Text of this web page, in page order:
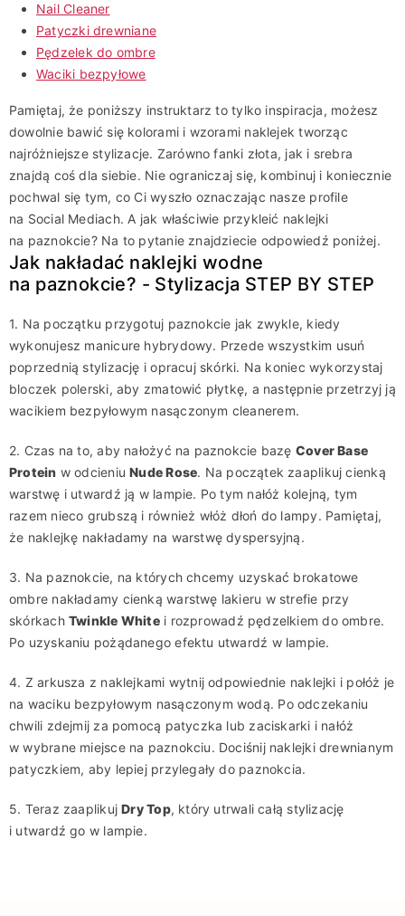
Nail Cleaner
Patyczki drewniane
Pędzelek do ombre
Waciki bezpyłowe
Pamiętaj, że poniższy instruktarz to tylko inspiracja, możesz
dowolnie bawić się kolorami i wzorami naklejek tworząc
najróżniejsze stylizacje. Zarówno fanki złota, jak i srebra
znajdą coś dla siebie. Nie ograniczaj się, kombinuj i koniecznie
pochwal się tym, co Ci wyszło oznaczając nasze profile
na Social Mediach. A jak właściwie przykleić naklejki
na paznokcie? Na to pytanie znajdziecie odpowiedź poniżej.
Jak nakładać naklejki wodne
na paznokcie? - Stylizacja STEP BY STEP
1. Na początku przygotuj paznokcie jak zwykle, kiedy
wykonujesz manicure hybrydowy. Przede wszystkim usuń
poprzednią stylizację i opracuj skórki. Na koniec wykorzystaj
bloczek polerski, aby zmatowić płytkę, a następnie przetrzyj ją
wacikiem bezpyłowym nasączonym cleanerem.
2. Czas na to, aby nałożyć na paznokcie bazę Cover Base
Protein w odcieniuNude Rose. Na początek zaaplikuj cienką
warstwę i utwardź ją w lampie. Po tym nałóż kolejną, tym
razem nieco grubszą i również włóż dłoń do lampy. Pamiętaj,
że naklejkę nakładamy na warstwę dyspersyjną.
3. Na paznokcie, na których chcemy uzyskać brokatowe
ombre nakładamy cienką warstwę lakieru w strefie przy
skórkach Twinkle Whitei rozprowadź pędzelkiem do ombre.
Po uzyskaniu pożądanego efektu utwardź w lampie.
4. Z arkusza z naklejkami wytnij odpowiednie naklejki i połóż je
na waciku bezpyłowym nasączonym wodą. Po odczekaniu
chwili zdejmij za pomocą patyczka lub zaciskarki i nałóż
w wybrane miejsce na paznokciu. Dociśnij naklejki drewnianym
patyczkiem, aby lepiej przylegały do paznokcia.
5. Teraz zaaplikujDry Top, który utrwali całą stylizację
i utwardź go w lampie.